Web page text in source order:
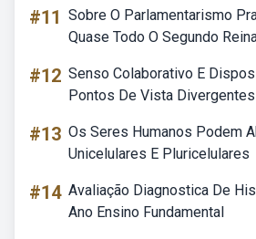
#11 Sobre O Parlamentarismo
Quase Todo O Segundo
#12 Senso Colaborativo E
Pontos De Vista Divergentes
#13 Os Seres Humanos Podem
Unicelulares E Pluricelulares
#14 Avaliação Diagnostica De
Ano Ensino Fundamental